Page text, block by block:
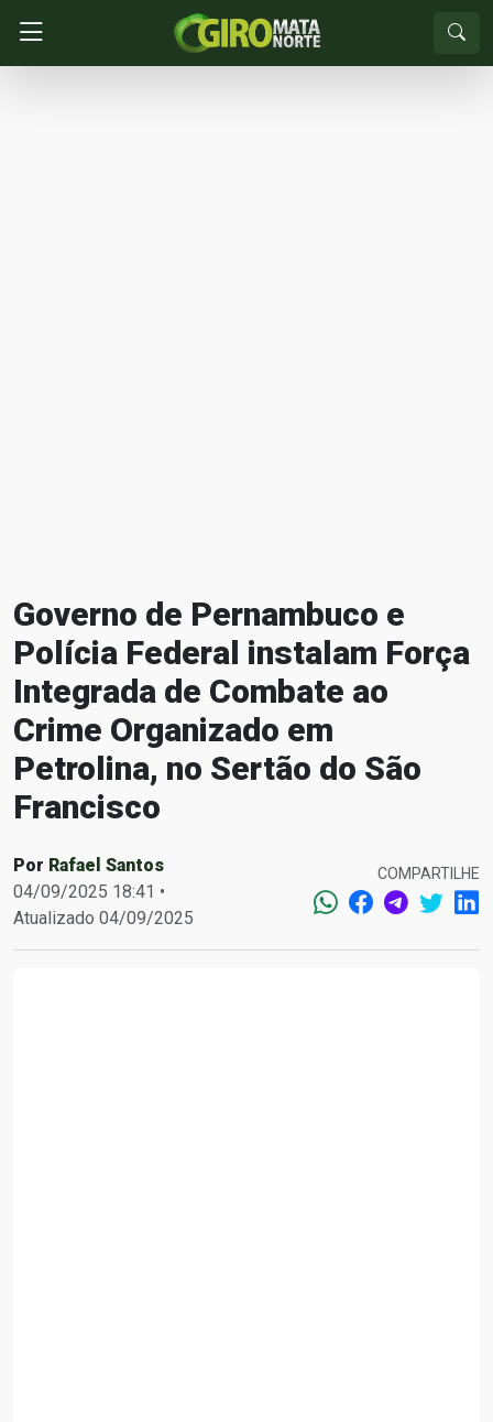
Governo de Pernambuco e
Polícia Federal instalam Força
Integrada de Combate ao
Crime Organizado em
Petrolina, no Sertão do São
Francisco
Por Rafael Santos
04/09/2025 18:41 •
Atualizado 04/09/2025
COMPARTILHE